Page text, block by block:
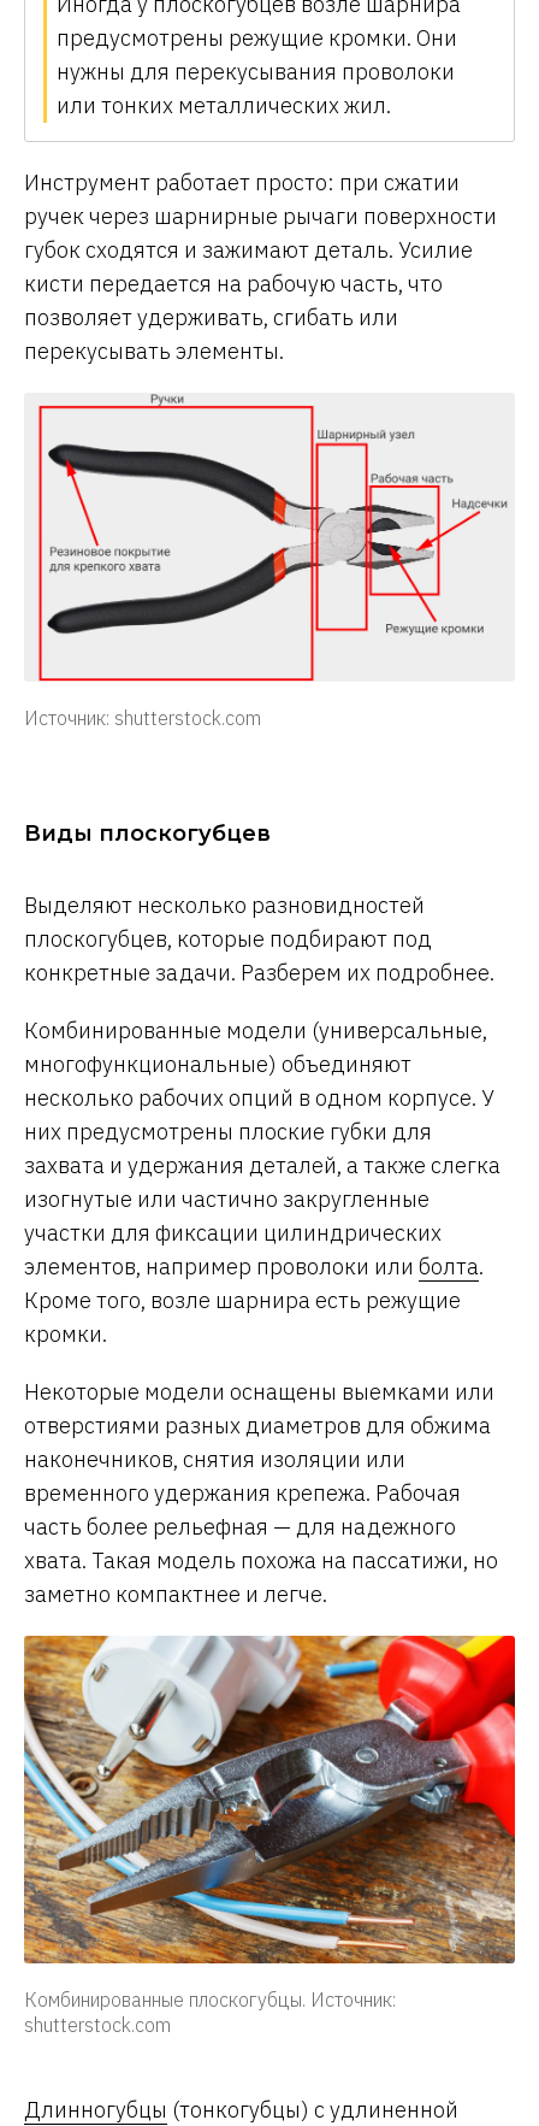
предусмотрены режущие кромки. Они
нужны для перекусывания проволоки
или тонких металлических жил.
Инструмент работает просто: при сжатии
ручек через шарнирные рычаги поверхности
губок сходятся и зажимают деталь. Усилие
кисти передается на рабочую часть, что
позволяет удерживать, сгибать или
перекусывать элементы.
Источник: shutterstock.com
Виды плоскогубцев
Выделяют несколько разновидностей
плоскогубцев, которые подбирают под
конкретные задачи. Разберем их подробнее.
Комбинированные модели (универсальные,
многофункциональные) объединяют
несколько рабочих опций в одном корпусе. У
них предусмотрены плоские губки для
захвата и удержания деталей, а также слегка
изогнутые или частично закругленные
участки для фиксации цилиндрических
элементов, например проволоки или болта.
Кроме того, возле шарнира есть режущие
кромки.
Некоторые модели оснащены выемками или
отверстиями разных диаметров для обжима
наконечников, снятия изоляции или
временного удержания крепежа. Рабочая
часть более рельефная — для надежного
хвата. Такая модель похожа на пассатижи, но
заметно компактнее и легче.
Комбинированные плоскогубцы. Источник:
shutterstock.com
Длинногубцы (тонкогубцы) с удлиненной